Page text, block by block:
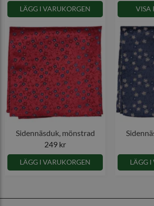
LÄGG I VARUKORGEN VISA
Sidennäsduk, mönstrad
249 kr
LÄGG I VARUKORGEN LÄGG I